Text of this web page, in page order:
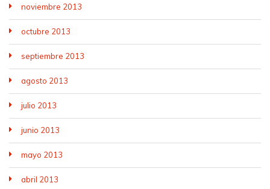
noviembre 2013
octubre 2013
septiembre 2013
agosto 2013
julio 2013
junio 2013
mayo 2013
abril 2013